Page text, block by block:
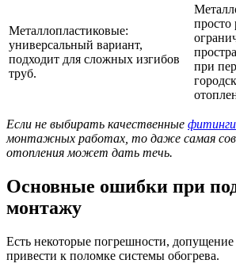
Металлопластиковые:
универсальный вариант,
подходит для сложных изгибов
труб.
просто
при
Если не выбирать качественные фитинги
монтажных работах, то даже самая
отопления может дать течь.
Основные ошибки при
монтажу
Есть некоторые погрешности,
привести к поломке системы обогрева.